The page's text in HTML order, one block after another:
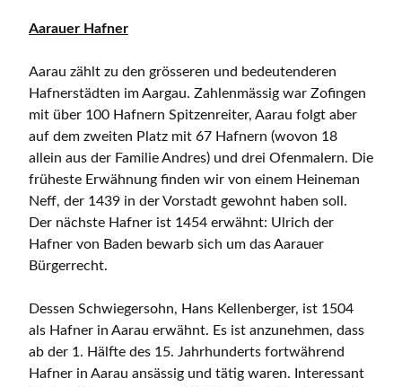
Aarauer Hafner
Aarau zählt zu den grösseren und bedeutenderen
Hafnerstädten im Aargau. Zahlenmässig war Zofingen
mit über 100 Hafnern Spitzenreiter, Aarau folgt aber
auf dem zweiten Platz mit 67 Hafnern (wovon 18
allein aus der Familie Andres) und drei Ofenmalern. Die
früheste Erwähnung finden wir von einem Heineman
Neff, der 1439 in der Vorstadt gewohnt haben soll.
Der nächste Hafner ist 1454 erwähnt: Ulrich der
Hafner von Baden bewarb sich um das Aarauer
Bürgerrecht.
Dessen Schwiegersohn, Hans Kellenberger, ist 1504
als Hafner in Aarau erwähnt. Es ist anzunehmen, dass
ab der 1. Hälfte des 15. Jahrhunderts fortwährend
Hafner in Aarau ansässig und tätig waren. Interessant